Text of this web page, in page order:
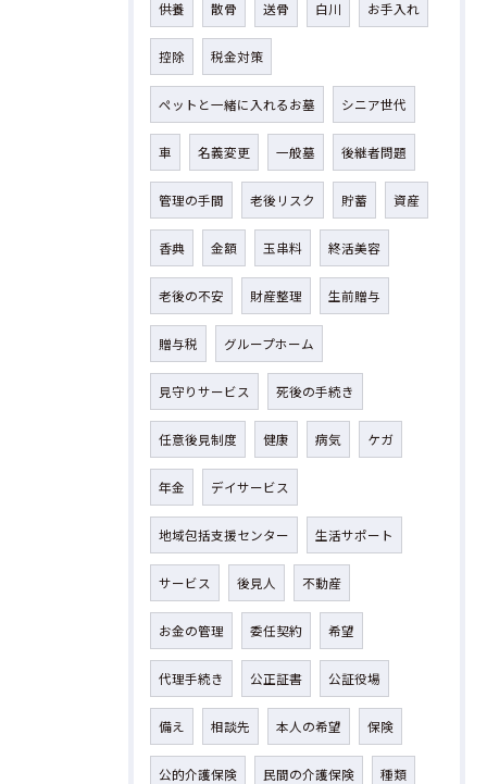
供養 散骨 送骨 白川 お手入れ
控除 税金対策
ペットと一緒に入れるお墓 シニア世代
車 名義変更 一般墓 後継者問題
管理の手間 老後リスク 貯蓄 資産
香典 金額 玉串料 終活美容
老後の不安 財産整理 生前贈与
贈与税 グループホーム
見守りサービス 死後の手続き
任意後見制度 健康 病気 ケガ
年金 デイサービス
地域包括支援センター 生活サポート
サービス 後見人 不動産
お金の管理 委任契約 希望
代理手続き 公正証書 公証役場
備え 相談先 本人の希望 保険
公的介護保険 民間の介護保険 種類